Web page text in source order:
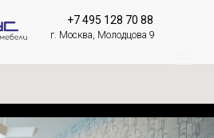
+7 495 128 70 88
г. Москва, Молодцова 9